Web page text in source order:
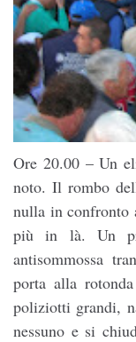
Ore 20.00 – Un
noto. Il rombo
nulla in confronto
più in là. Un
antisommossa
porta alla
poliziotti grandi,
nessuno e si